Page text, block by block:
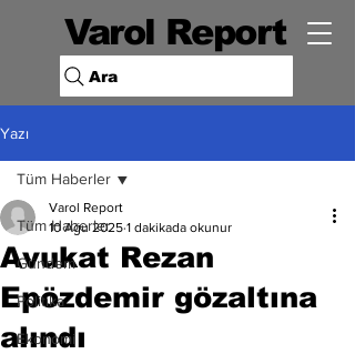
Varol Report
Ara
Yazı
Tüm Haberler
Gündem
Politika
Ekonomi
Tüm Haberler
Avukat Rezan
Epözdemir gözaltına
alındı
Varol Report
10 Ağu 2025 1 dakikada okunur